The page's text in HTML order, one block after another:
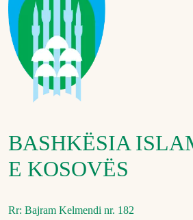
BASHKËSIA
E KOSOVËS
Rr: Bajram Kelmendi nr. 182